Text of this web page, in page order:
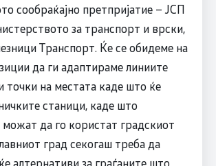
сообраќајно претпријатие – ЈСП
за транспорт и врски,
Транспорт. Ќе се обидеме на
да ги адаптираме линиите
точки на местата каде што ќе
станици, каде што
можат да го користат градскиот
град секогаш треба да
алтернативи за граѓаните што